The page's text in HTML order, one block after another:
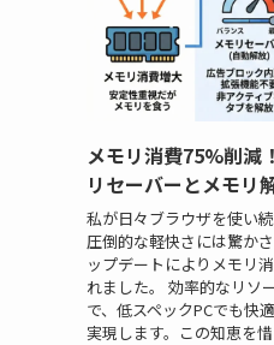
メモリ消費75%削減
リセーバーとメモリ
私が日々ブラウザを使い
圧倒的な軽快さには驚か
ップデートによりメモリ
れました。 効率的なリソ
で、低スペックPCでも快
実現します。この知恵を